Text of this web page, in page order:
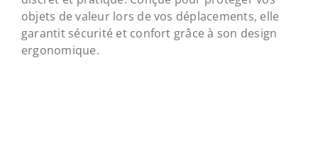
objets de valeur lors de vos déplacements, elle
garantit sécurité et confort grâce à son design
ergonomique.